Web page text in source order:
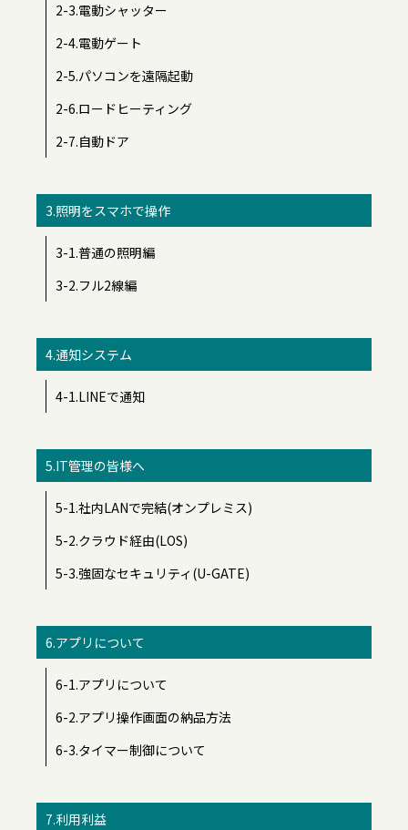
2-3.電動シャッター
2-4.電動ゲート
2-5.パソコンを遠隔起動
2-6.ロードヒーティング
2-7.自動ドア
3.照明をスマホで操作
3-1.普通の照明編
3-2.フル2線編
4.通知システム
4-1.LINEで通知
5.IT管理の皆様へ
5-1.社内LANで完結(オンプレミス)
5-2.クラウド経由(LOS)
5-3.強固なセキュリティ(U-GATE)
6.アプリについて
6-1.アプリについて
6-2.アプリ操作画面の納品方法
6-3.タイマー制御について
7.利用利益